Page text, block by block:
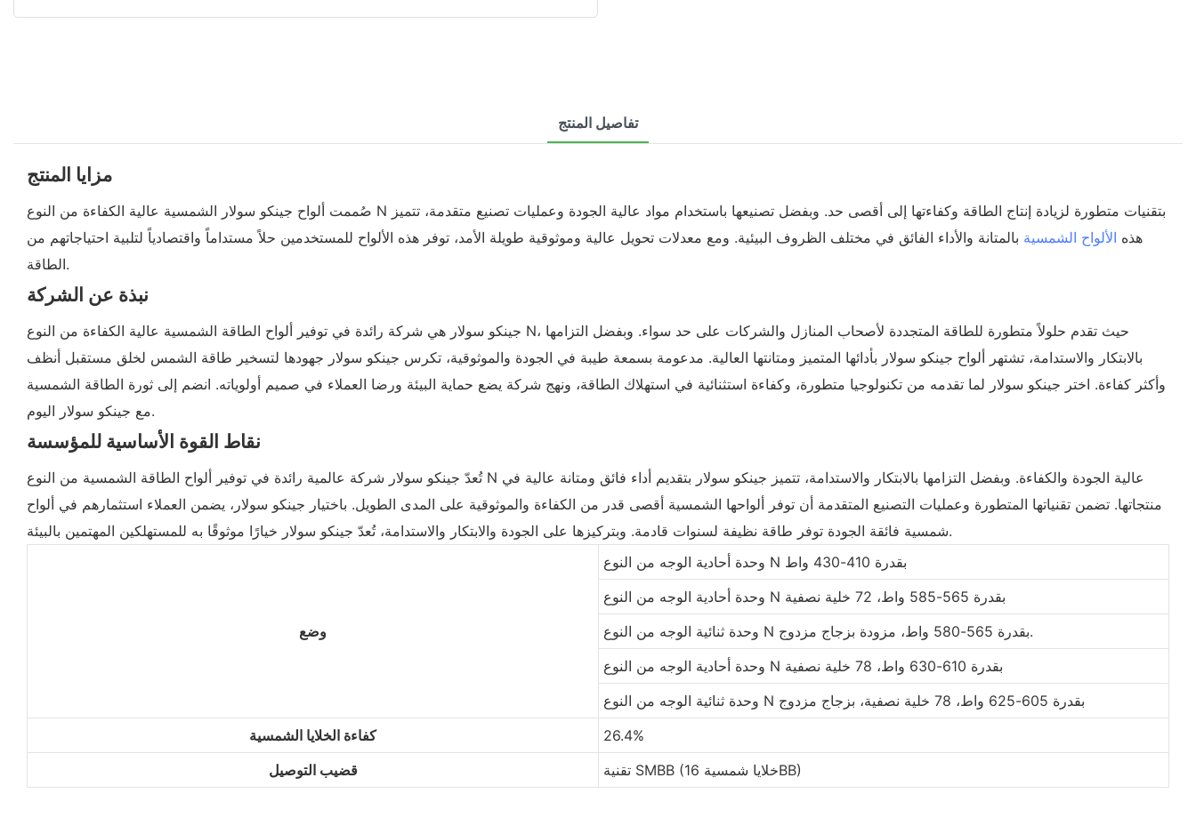
تفاصيل المنتج
مزايا المنتج
صُممت ألواح جينكو سولار الشمسية عالية الكفاءة من النوع N بتقنيات متطورة لزيادة إنتاج الطاقة وكفاءتها إلى أقصى حد. وبفضل تصنيعها باستخدام مواد عالية الجودة وعمليات تصنيع متقدمة، تتميز
هذه الألواح الشمسية بالمتانة والأداء الفائق في مختلف الظروف البيئية. ومع معدلات تحويل عالية وموثوقية طويلة الأمد، توفر هذه الألواح للمستخدمين حلاً مستداماً واقتصادياً لتلبية احتياجاتهم من
الطاقة.
نبذة عن الشركة
جينكو سولار هي شركة رائدة في توفير ألواح الطاقة الشمسية عالية الكفاءة من النوع N، حيث تقدم حلولاً متطورة للطاقة المتجددة لأصحاب المنازل والشركات على حد سواء. وبفضل التزامها
بالابتكار والاستدامة، تشتهر ألواح جينكو سولار بأدائها المتميز ومتانتها العالية. مدعومة بسمعة طيبة في الجودة والموثوقية، تكرس جينكو سولار جهودها لتسخير طاقة الشمس لخلق مستقبل أنظف
وأكثر كفاءة. اختر جينكو سولار لما تقدمه من تكنولوجيا متطورة، وكفاءة استثنائية في استهلاك الطاقة، ونهج شركة يضع حماية البيئة ورضا العملاء في صميم أولوياته. انضم إلى ثورة الطاقة الشمسية
مع جينكو سولار اليوم.
نقاط القوة الأساسية للمؤسسة
تُعدّ جينكو سولار شركة عالمية رائدة في توفير ألواح الطاقة الشمسية من النوع N عالية الجودة والكفاءة. وبفضل التزامها بالابتكار والاستدامة، تتميز جينكو سولار بتقديم أداء فائق ومتانة عالية في
منتجاتها. تضمن تقنياتها المتطورة وعمليات التصنيع المتقدمة أن توفر ألواحها الشمسية أقصى قدر من الكفاءة والموثوقية على المدى الطويل. باختيار جينكو سولار، يضمن العملاء استثمارهم في ألواح
شمسية فائقة الجودة توفر طاقة نظيفة لسنوات قادمة. وبتركيزها على الجودة والابتكار والاستدامة، تُعدّ جينكو سولار خيارًا موثوقًا به للمستهلكين المهتمين بالبيئة.
وضع
وحدة أحادية الوجه من النوع N بقدرة 410-430 واط
وحدة أحادية الوجه من النوع N بقدرة 565-585 واط، 72 خلية نصفية
وحدة ثنائية الوجه من النوع N بقدرة 565-580 واط، مزودة بزجاج مزدوج.
وحدة أحادية الوجه من النوع N بقدرة 610-630 واط، 78 خلية نصفية
وحدة ثنائية الوجه من النوع N بقدرة 605-625 واط، 78 خلية نصفية، بزجاج مزدوج
كفاءة الخلايا الشمسية
26.4%
قضيب التوصيل
تقنية SMBB (خلايا شمسية 16BB)